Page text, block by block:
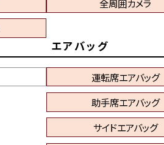
全周囲カメラ
エアバッグ
運転席エアバッグ
助手席エアバッグ
サイドエアバッグ